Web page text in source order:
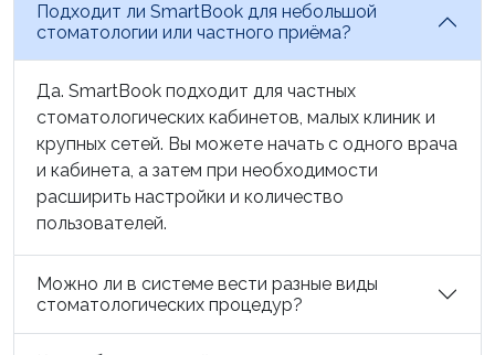
Подходит ли SmartBook для небольшой
стоматологии или частного приёма?
Да. SmartBook подходит для частных
стоматологических кабинетов, малых клиник и
крупных сетей. Вы можете начать с одного врача
и кабинета, а затем при необходимости
расширить настройки и количество
пользователей.
Можно ли в системе вести разные виды
стоматологических процедур?